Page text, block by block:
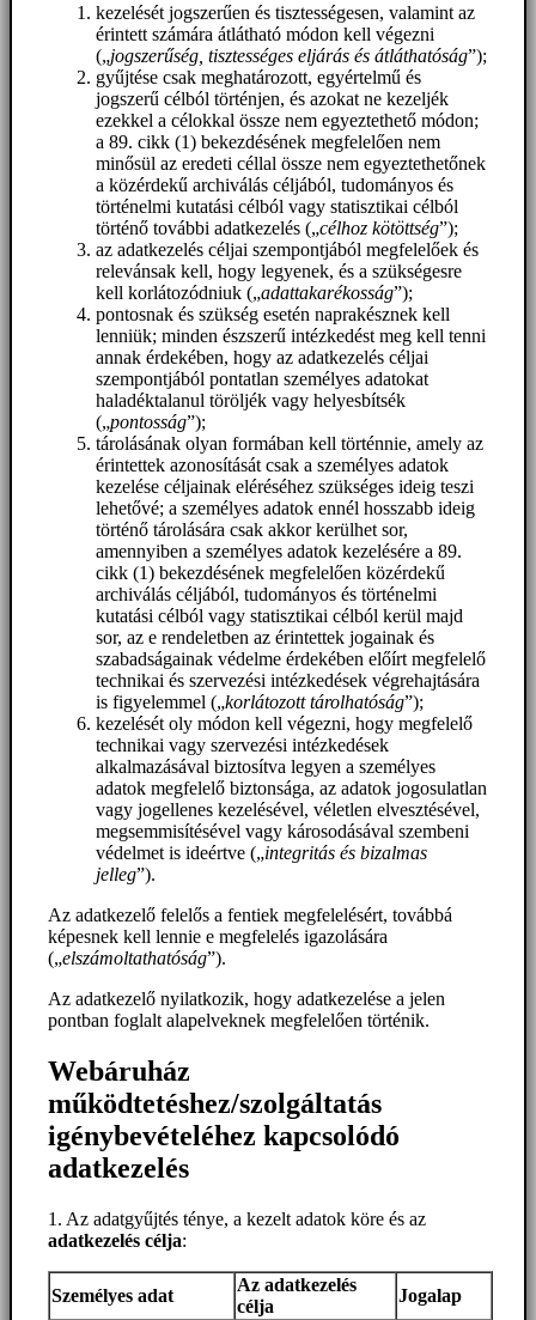
kezelését jogszerűen és tisztességesen, valamint az
érintett számára átlátható módon kell végezni
(„jogszerűség, tisztességes eljárás és átláthatóság”);
gyűjtése csak meghatározott, egyértelmű és
jogszerű célból történjen, és azokat ne kezeljék
ezekkel a célokkal össze nem egyeztethető módon;
a 89. cikk (1) bekezdésének megfelelően nem
minősül az eredeti céllal össze nem egyeztethetőnek
a közérdekű archiválás céljából, tudományos és
történelmi kutatási célból vagy statisztikai célból
történő további adatkezelés („célhoz kötöttség”);
az adatkezelés céljai szempontjából megfelelőek és
relevánsak kell, hogy legyenek, és a szükségesre
kell korlátozódniuk („adattakarékosság”);
pontosnak és szükség esetén naprakésznek kell
lenniük; minden észszerű intézkedést meg kell tenni
annak érdekében, hogy az adatkezelés céljai
szempontjából pontatlan személyes adatokat
haladéktalanul töröljék vagy helyesbítsék
(„pontosság”);
tárolásának olyan formában kell történnie, amely az
érintettek azonosítását csak a személyes adatok
kezelése céljainak eléréséhez szükséges ideig teszi
lehetővé; a személyes adatok ennél hosszabb ideig
történő tárolására csak akkor kerülhet sor,
amennyiben a személyes adatok kezelésére a 89.
cikk (1) bekezdésének megfelelően közérdekű
archiválás céljából, tudományos és történelmi
kutatási célból vagy statisztikai célból kerül majd
sor, az e rendeletben az érintettek jogainak és
szabadságainak védelme érdekében előírt megfelelő
technikai és szervezési intézkedések végrehajtására
is figyelemmel („korlátozott tárolhatóság”);
kezelését oly módon kell végezni, hogy megfelelő
technikai vagy szervezési intézkedések
alkalmazásával biztosítva legyen a személyes
adatok megfelelő biztonsága, az adatok jogosulatlan
vagy jogellenes kezelésével, véletlen elvesztésével,
megsemmisítésével vagy károsodásával szembeni
védelmet is ideértve („integritás és bizalmas
jelleg”).
Az adatkezelő felelős a fentiek megfelelésért, továbbá
képesnek kell lennie e megfelelés igazolására
(„elszámoltathatóság”).
Az adatkezelő nyilatkozik, hogy adatkezelése a jelen
pontban foglalt alapelveknek megfelelően történik.
Webáruház
működtetéshez/szolgáltatás
igénybevételéhez kapcsolódó
adatkezelés
1. Az adatgyűjtés ténye, a kezelt adatok köre és az
adatkezelés célja:
Személyes adat
Az adatkezelés
célja
Jogalap